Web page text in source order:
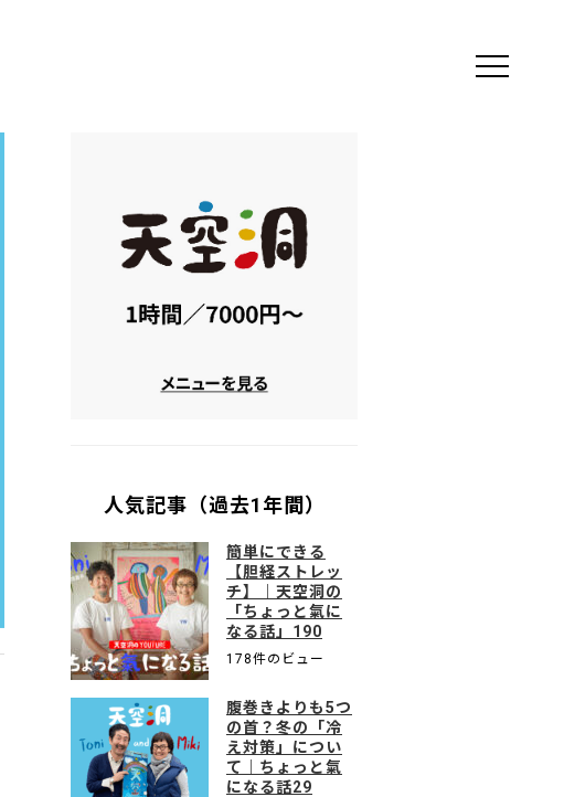
人気記事（過去1年間）
簡単にできる
【胆経ストレッ
チ】｜天空洞の
「ちょっと氣に
なる話」190
178件のビュー
腹巻きよりも5つ
の首？冬の「冷
え対策」につい
て｜ちょっと氣
になる話29